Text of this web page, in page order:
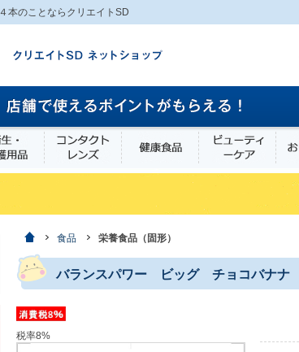
のことならクリエイトSD
医薬部外品衛生・介護用品 コンタクトレンズ健康食品 ビュ
ホーム食品 栄養食品（固形）
バランスパワー ビッグ チョコバナナ
税率8%